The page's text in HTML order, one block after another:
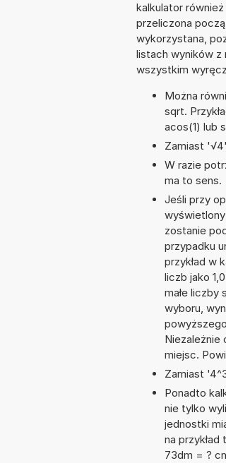
kalkulator
przeliczona
wykorzystana,
listach wyników z
wszystkim
Można
sqrt.
acos(1) lub
Zamiast
W razie
ma to sens.
Jeśli przy
wyświetlony
zostanie
przypadku
przykład w
liczb jako
małe liczby
wyboru,
Niezależnie
miejsc.
Zamiast
Ponadto
nie tylko
jednostki
na
73dm = ?